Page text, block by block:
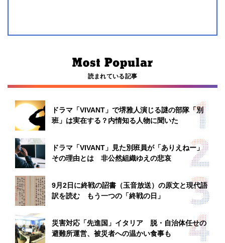
読まれている記事
ドラマ「VIVANT」で堺雅人演じる謎の部隊「別
班」は実在する？内情知る人物に聞いた
ドラマ「VIVANT」見た別班員が「ありえねー」
その理由とは 非公然組織ゆえの悲哀
9月2日に終戦の詔書（玉音放送）の原文と現代語
訳を読む もう一つの「終戦の日」
災害対応「先進国」イタリア 脱・自治体任せの
避難所運営、被災者への温かい食事も